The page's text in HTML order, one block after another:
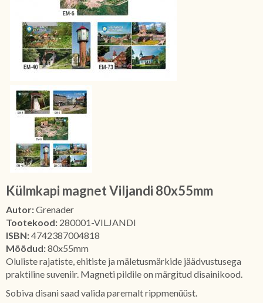
Külmkapi magnet Viljandi 80x55mm
Autor:Grenader
Tootekood: 280001-VILJANDI
ISBN:4742387004818
Mõõdud:80x55mm
Oluliste rajatiste, ehitiste ja mäletusmärkide jäädvustusega
praktiline suveniir. Magneti pildile on märgitud disainikood.
Sobiva disani saad valida paremalt rippmenüüst.